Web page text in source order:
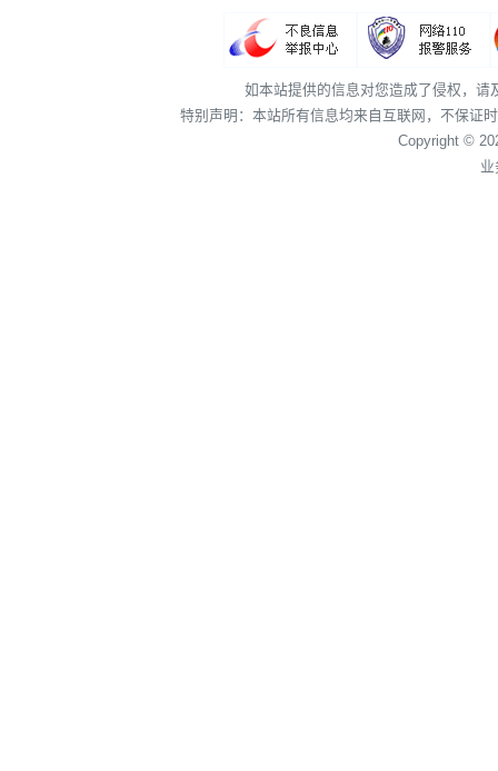
如本站提供的信息对您造成了侵权，
特别声明：本站所有信息均来自互联网，不保证
Copyright ©